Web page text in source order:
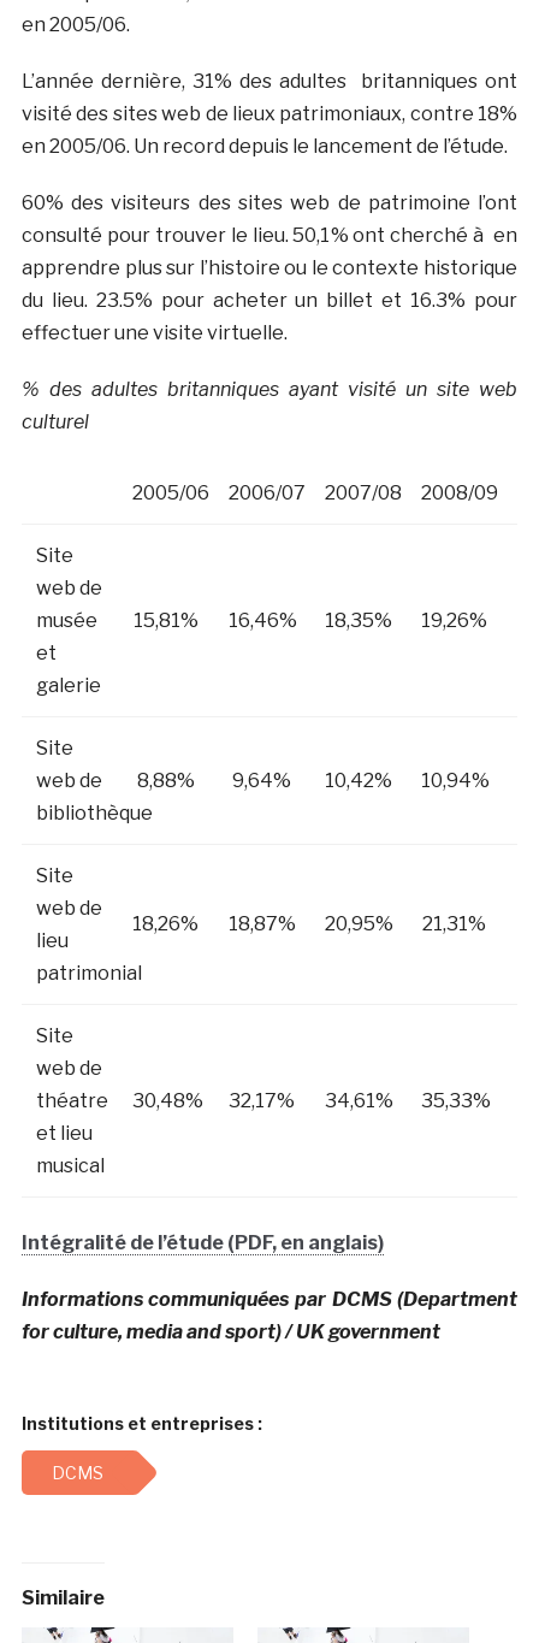
en 2005/06.
L’année dernière, 31% des adultes britanniques ont
visité des sites web de lieux patrimoniaux, contre 18%
en 2005/06. Un record depuis le lancement de l’étude.
60% des visiteurs des sites web de patrimoine l’ont
consulté pour trouver le lieu. 50,1% ont cherché à en
apprendre plus sur l’histoire ou le contexte historique
du lieu. 23.5% pour acheter un billet et 16.3% pour
effectuer une visite virtuelle.
% des adultes britanniques ayant visité un site web
culturel
2005/06 2006/07 2007/08 2008/09
Site
web de
musée
et
galerie
15,81% 16,46% 18,35% 19,26%
Site
web de
bibliothèque
8,88% 9,64% 10,42% 10,94%
Site
web de
lieu
patrimonial
18,26% 18,87% 20,95% 21,31%
Site
web de
théatre
et lieu
musical
30,48% 32,17% 34,61% 35,33%
Intégralité de l’étude (PDF, en anglais)
Informations communiquées par DCMS (Department
for culture, media and sport) / UK government
Institutions et entreprises :
DCMS
Similaire